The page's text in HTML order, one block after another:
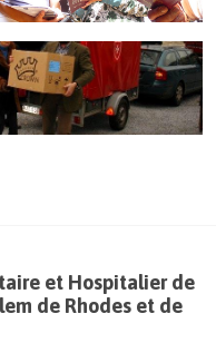
et Hospitalier de
de Rhodes et de